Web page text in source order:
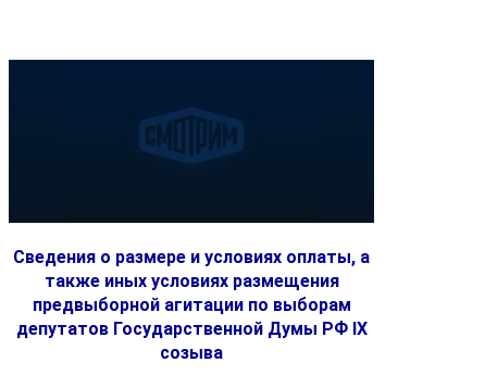
Сведения о размере и условиях оплаты, а
также иных условиях размещения
предвыборной агитации по выборам
депутатов Государственной Думы РФ IX
созыва